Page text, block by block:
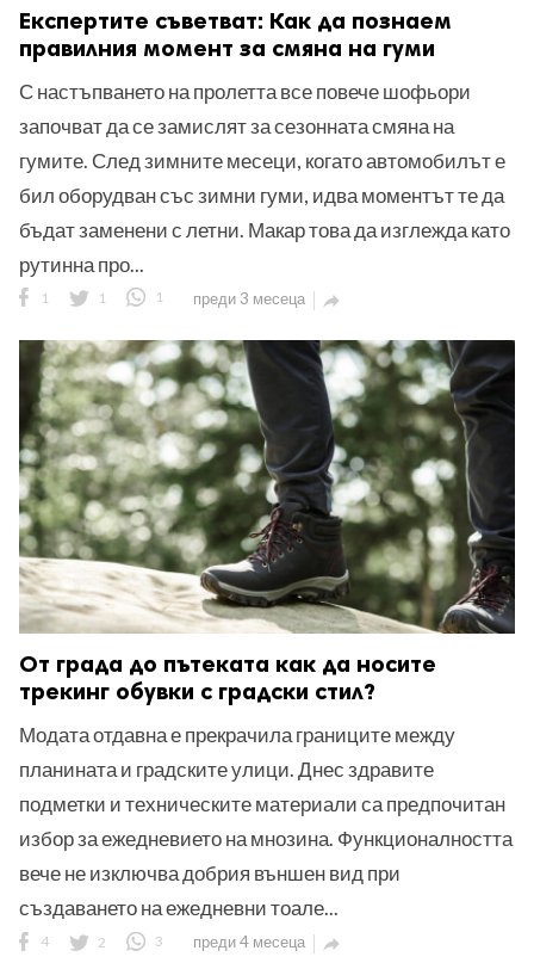
Експертите съветват: Как да познаем
правилния момент за смяна на гуми
С настъпването на пролетта все повече шофьори
започват да се замислят за сезонната смяна на
гумите. След зимните месеци, когато автомобилът е
бил оборудван със зимни гуми, идва моментът те да
бъдат заменени с летни. Макар това да изглежда като
рутинна про...
1 1 1 преди 3 месеца 
От града до пътеката как да носите
трекинг обувки с градски стил?
Модата отдавна е прекрачила границите между
планината и градските улици. Днес здравите
подметки и техническите материали са предпочитан
избор за ежедневието на мнозина. Функционалността
вече не изключва добрия външен вид при
създаването на ежедневни тоале...
4 2 3 преди 4 месеца 